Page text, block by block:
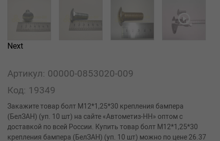
Next
Артикул: 00000-0853020-009
Код: 19349
Закажите товар болт М12*1,25*30 крепления бампера
(БелЗАН) (уп. 10 шт) на сайте «Автометиз-НН» оптом с
доставкой по всей России. Купить товар болт М12*1,25*30
крепления бампера (БелЗАН) (уп. 10 шт) можно по цене 26.37